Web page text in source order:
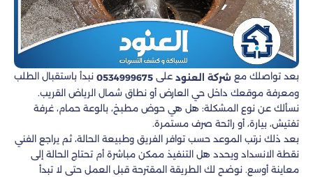
بعد تواصلك مع شركة العنود على 0534999675 نبدأ باستقبال الطلب
ومعرفة موقعك داخل حي العارض أو نطاق شمال الرياض القريب.
نسألك عن نوع المشكلة: هل هي حوض مطبخ، بالوعة حمام، غرفة
تفتيش، بيارة، أو رائحة صرف مستمرة.
بعد ذلك نرتب الموعد حسب توافر الفريق وطبيعة الحالة، ثم يراجع الفني
نقطة الانسداد ويحدد هل التنفيذ ممكن مباشرة أم تحتاج الحالة إلى
معاينة أوسع. نوضح لك الطريقة المقترحة قبل العمل حتى لا تبدأ